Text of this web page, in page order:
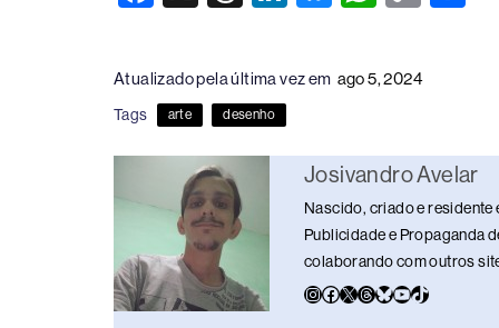
c
e
b
o
o
e
a
d
s
e
n
sk
at
s
p
p
n
k
Atualizado pela última vez em ago 5, 2024
Tags arte desenho
Josivandro Avelar
Nascido, criado e residente
Publicidade e Propaganda
colaborando com outros